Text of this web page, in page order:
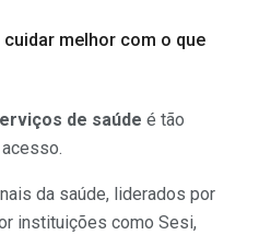
melhor com o que
de saúde é tão
da saúde, liderados por
instituições como Sesi,